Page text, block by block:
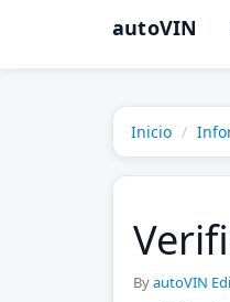
autoVIN
Inicio
ByautoVIN